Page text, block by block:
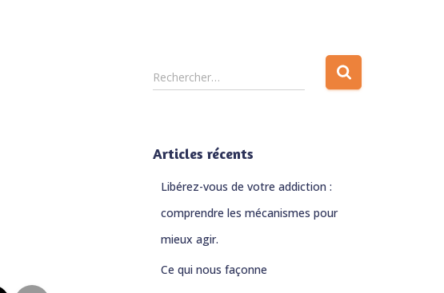
R
e
r
Rechercher…
Articles récents
Libérez-vous de votre addiction :
comprendre les mécanismes pour
mieux agir.
Ce qui nous façonne